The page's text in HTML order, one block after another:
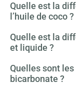
Quelle est la
l’huile de coco ?
Quelle est la
et liquide ?
Quelles sont
bicarbonate ?